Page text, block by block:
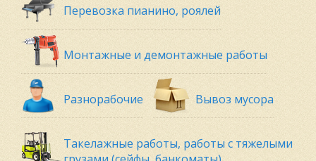
Перевозка пианино, роялей
Монтажные и демонтажные работы
Разнорабочие Вывоз мусора
Такелажные работы, работы с тяжелыми